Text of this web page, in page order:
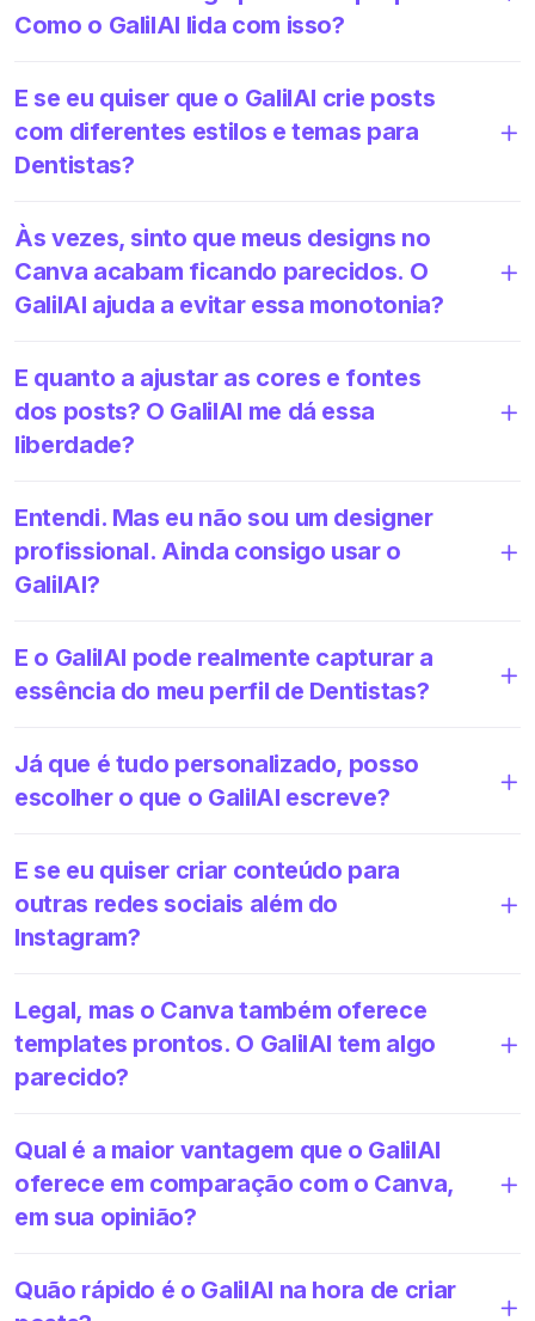
Como o GalilAI lida com isso?
E se eu quiser que o GalilAI crie posts
com diferentes estilos e temas para
Dentistas?
Às vezes, sinto que meus designs no
Canva acabam ficando parecidos. O
GalilAI ajuda a evitar essa monotonia?
E quanto a ajustar as cores e fontes
dos posts? O GalilAI me dá essa
liberdade?
Entendi. Mas eu não sou um designer
profissional. Ainda consigo usar o
GalilAI?
E o GalilAI pode realmente capturar a
essência do meu perfil de Dentistas?
Já que é tudo personalizado, posso
escolher o que o GalilAI escreve?
E se eu quiser criar conteúdo para
outras redes sociais além do
Instagram?
Legal, mas o Canva também oferece
templates prontos. O GalilAI tem algo
parecido?
Qual é a maior vantagem que o GalilAI
oferece em comparação com o Canva,
em sua opinião?
Quão rápido é o GalilAI na hora de criar